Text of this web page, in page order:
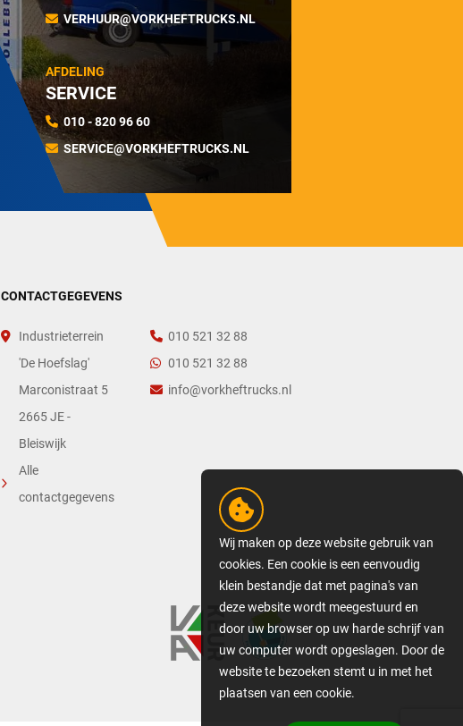
VERHUUR@VORKHEFTRUCKS.NL
AFDELING
SERVICE
010 - 820 96 60
SERVICE@VORKHEFTRUCKS.NL
CONTACTGEGEVENS
Industrieterrein
'De Hoefslag'
Marconistraat 5
2665 JE -
Bleiswijk
Alle
contactgegevens
010 521 32 88
010 521 32 88
info@vorkheftrucks.nl
Wij maken op deze website gebruik van
cookies. Een cookie is een eenvoudig
klein bestandje dat met pagina's van
deze website wordt meegestuurd en
door uw browser op uw harde schrijf van
uw computer wordt opgeslagen. Door de
website te bezoeken stemt u in met het
plaatsen van een cookie.